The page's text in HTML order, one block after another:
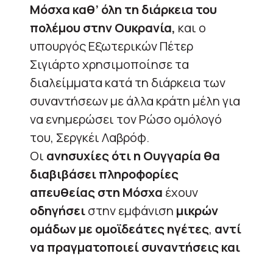
Μόσχα καθ’ όλη τη διάρκεια του
πολέμου στην Ουκρανία, και ο
υπουργός Εξωτερικών Πέτερ
Σιγιάρτο χρησιμοποίησε τα
διαλείμματα κατά τη διάρκεια των
συναντήσεων με άλλα κράτη μέλη για
να ενημερώσει τον Ρώσο ομόλογό
του, Σεργκέι Λαβρόφ.
Οι ανησυχίες ότι η Ουγγαρία θα
διαβιβάσει πληροφορίες
απευθείας στη Μόσχα έχουν
οδηγήσειστην εμφάνιση μικρών
ομάδων με ομοϊδεάτες ηγέτες, αντί
να πραγματοποιεί συναντήσεις και